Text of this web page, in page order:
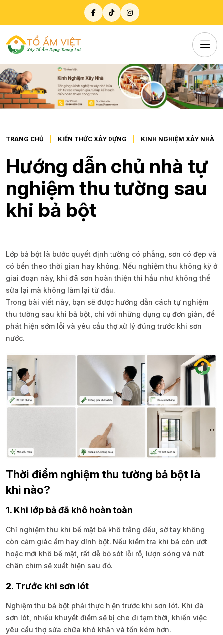
TRANG CHỦ KIẾN THỨC XÂY DỰNG KINH NGHIỆM XÂY NHÀ
Hướng dẫn chủ nhà tự
nghiệm thu tường sau
khi bả bột
Lớp bả bột là bước quyết định tường có phẳng, sơn có đẹp và
có bền theo thời gian hay không. Nếu nghiệm thu không kỹ ở
giai đoạn này, khi đã sơn hoàn thiện thì hầu như không thể
sửa lại mà không làm lại từ đầu.
Trong bài viết này, bạn sẽ được hướng dẫn cách tự nghiệm
thu tường sau khi bả bột, chỉ với những dụng cụ đơn giản, để
phát hiện sớm lỗi và yêu cầu thợ xử lý đúng trước khi sơn
nước.
Thời điểm nghiệm thu tường bả bột là
khi nào?
1. Khi lớp bả đã khô hoàn toàn
Chỉ nghiệm thu khi bề mặt bả khô trắng đều, sờ tay không
còn cảm giác ẩm hay dính bột. Nếu kiểm tra khi bả còn ướt
hoặc mới khô bề mặt, rất dễ bỏ sót lỗi rỗ, lượn sóng và nứt
chân chim sẽ xuất hiện sau đó.
2. Trước khi sơn lót
Nghiệm thu bả bột phải thực hiện trước khi sơn lót. Khi đã
sơn lót, nhiều khuyết điểm sẽ bị che đi tạm thời, khiến việc
yêu cầu thợ sửa chữa khó khăn và tốn kém hơn.